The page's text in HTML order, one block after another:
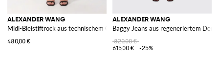
ALEXANDER WANG
Midi-Bleistiftrock aus technischem Gewebe mit abstraktem Print
480,00 €
ALEXANDER WANG
Baggy Jeans aus regeneriertem
820,00 €
615,00 €
-25%